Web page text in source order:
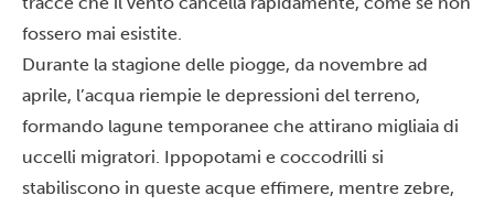
fossero mai esistite.
Durante la stagione delle piogge, da novembre ad
aprile, l’acqua riempie le depressioni del terreno,
formando lagune temporanee che attirano migliaia di
uccelli migratori. Ippopotami e coccodrilli si
stabiliscono in queste acque effimere, mentre zebre,